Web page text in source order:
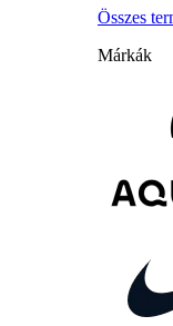
Összes
Márkák